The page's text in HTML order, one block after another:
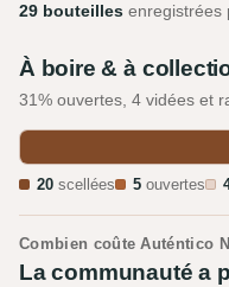
29 bouteilles enregistrées
À boire & à
31% ouvertes, 4 vidées et
20 scellées 5 ouvertes
Combien coûte Auténtico
La communauté a